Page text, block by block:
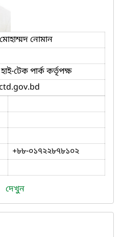
নোমান
টেক পার্ক কর্তৃপক্ষ
+৮৮-০১৭২২৮৭৮১০২
দেখুন